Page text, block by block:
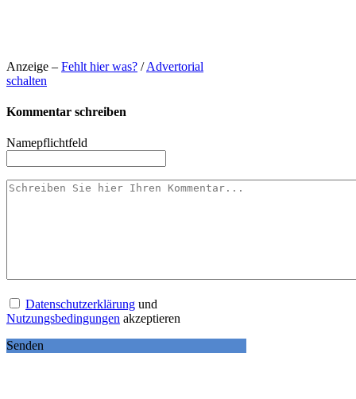
Anzeige – Fehlt hier was? /Advertorial
schalten
Kommentar schreiben
Namepflichtfeld
Datenschutzerklärung und
Nutzungsbedingungen akzeptieren
Senden